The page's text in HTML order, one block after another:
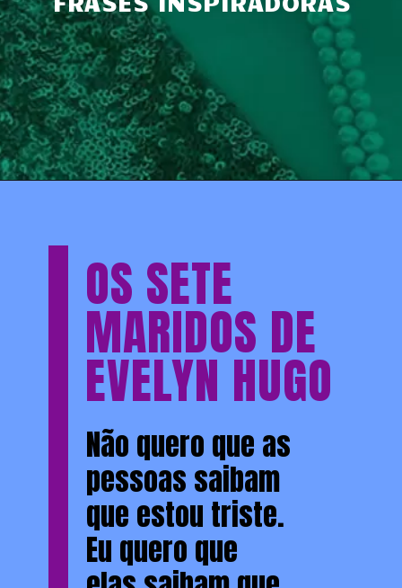
Não quero que as
pessoas saibam
que estou triste.
Eu quero que
elas saibam que
sou forte.
OS SETE
MARIDOS DE
EVELYN HUGO